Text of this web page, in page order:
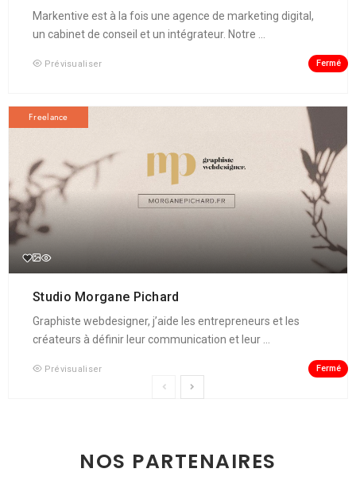
Markentive est à la fois une agence de marketing digital,
un cabinet de conseil et un intégrateur. Notre ...
Prévisualiser Fermé
Freelance
Studio Morgane Pichard
Graphiste webdesigner, j’aide les entrepreneurs et les
créateurs à définir leur communication et leur ...
Prévisualiser Fermé
NOS PARTENAIRES